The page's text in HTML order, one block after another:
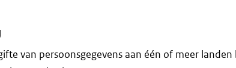
van persoonsgegevens aan één of meer landen